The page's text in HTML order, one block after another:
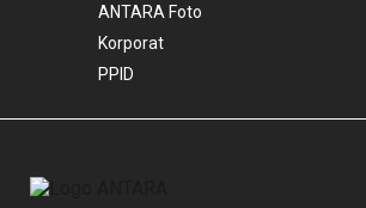
ANTARA Foto
Korporat
PPID